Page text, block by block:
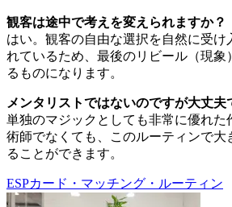
観客は途中で考えを変えられますか？
はい。観客の自由な選択を自然に受け
れているため、最後のリビール（現象
るものになります。
メンタリストではないのですが大丈夫
単独のマジックとしても非常に優れた
術師でなくても、このルーティンで大
ることができます。
ESPカード・マッチング・ルーティン